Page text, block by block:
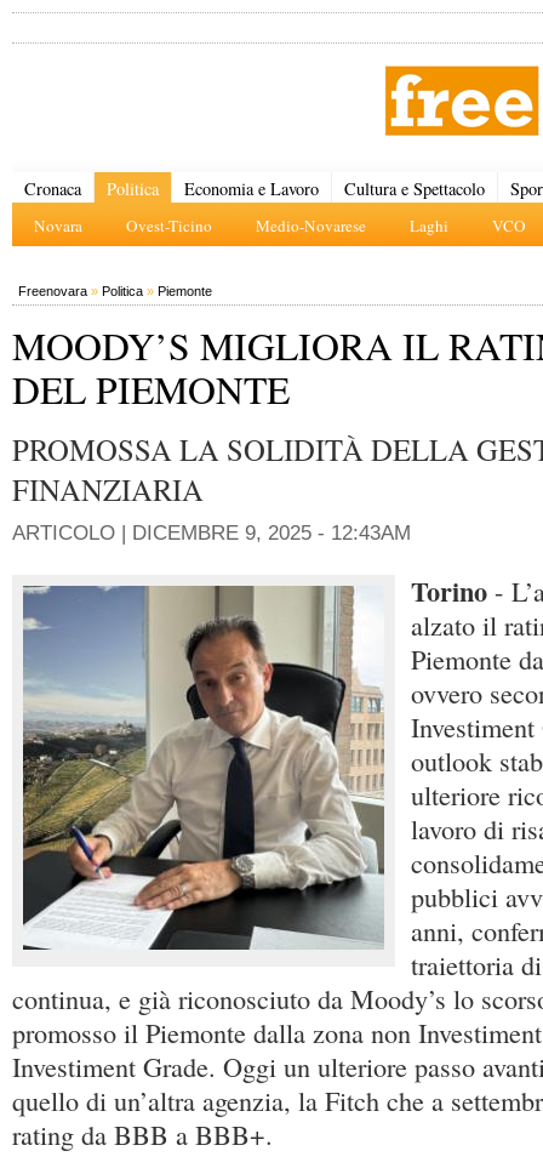
Cronaca Politica
Novara Ovest-Ticino Medio-Novarese Laghi VCO
Economia e Lavoro Cultura e Spettacolo
Freenovara » Politica » Piemonte
MOODY’S MIGLIORA IL
DEL PIEMONTE
PROMOSSA LA SOLIDITÀ DELLA
FINANZIARIA
ARTICOLO | DICEMBRE 9, 2025 - 12:43AM
Torino -
alzato il
Piemonte
ovvero
Investiment
outlook
ulteriore
lavoro di
pubblici
anni,
traiettoria
continua, e già riconosciuto da Moody’s lo
promosso il Piemonte dalla zona non
Investiment Grade. Oggi un ulteriore passo
quello di un’altra agenzia, la Fitch che a
rating da BBB a BBB+.